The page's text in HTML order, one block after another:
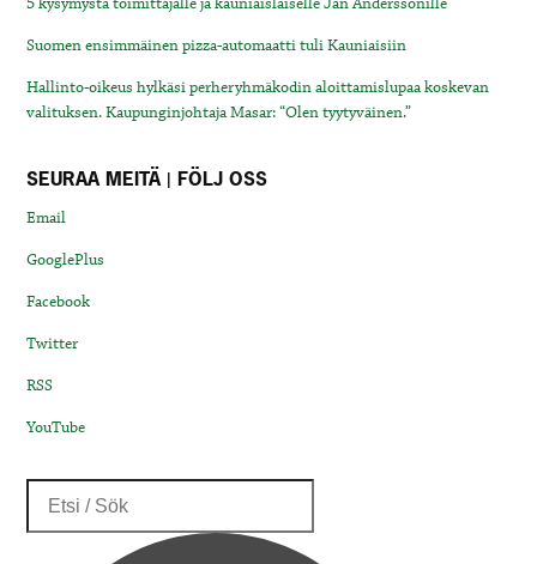
Suomen ensimmäinen pizza-automaatti tuli Kauniaisiin
Hallinto-oikeus hylkäsi perheryhmäkodin aloittamislupaa koskevan
valituksen. Kaupunginjohtaja Masar: “Olen tyytyväinen.”
SEURAA MEITÄ | FÖLJ OSS
Email
GooglePlus
Facebook
Twitter
RSS
YouTube